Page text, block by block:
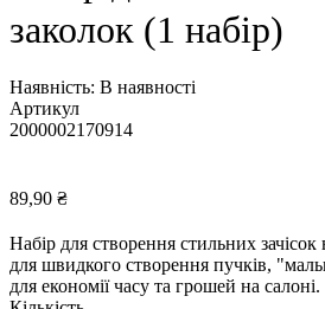
заколок (1 набір)
Наявність: В наявності
Артикул
2000002170914
89,90 ₴
Набір для створення стильних
для швидкого створення пучків,
для економії часу та грошей на салоні.